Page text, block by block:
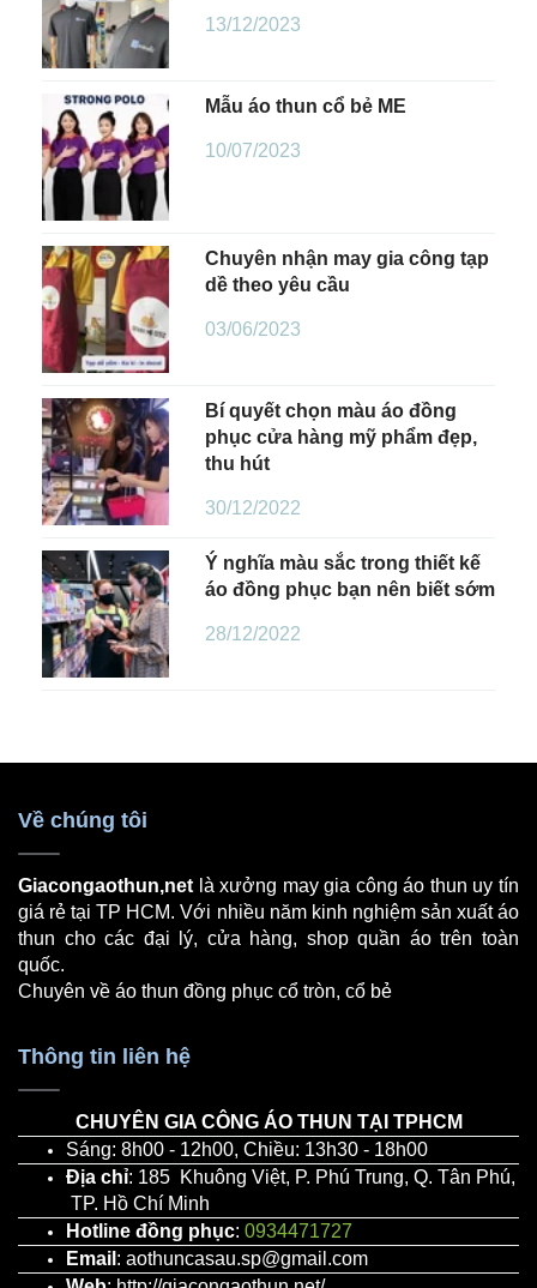
13/12/2023
Mẫu áo thun cổ bẻ ME
10/07/2023
Chuyên nhận may gia công tạp
dề theo yêu cầu
03/06/2023
Bí quyết chọn màu áo đồng
phục cửa hàng mỹ phẩm đẹp,
thu hút
30/12/2022
Ý nghĩa màu sắc trong thiết kế
áo đồng phục bạn nên biết sớm
28/12/2022
Về chúng tôi
Giacongaothun,net là xưởng may gia công áo thun uy tín
giá rẻ tại TP HCM. Với nhiều năm kinh nghiệm sản xuất áo
thun cho các đại lý, cửa hàng, shop quần áo trên toàn
quốc.
Chuyên về áo thun đồng phục cổ tròn, cổ bẻ
Thông tin liên hệ
CHUYÊN GIA CÔNG ÁO THUN TẠI TPHCM
Sáng: 8h00 - 12h00, Chiều: 13h30 - 18h00
Địa chỉ: 185 Khuông Việt, P. Phú Trung, Q. Tân Phú,
TP. Hồ Chí Minh
Hotline đồng phục: 0934471727
Email : aothuncasau.sp@gmail.com